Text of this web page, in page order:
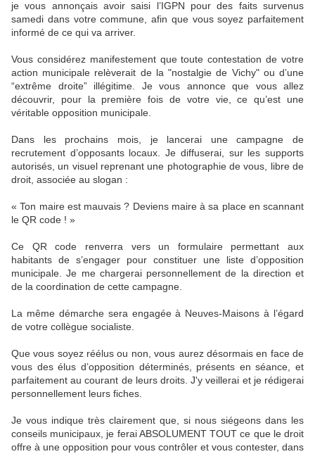
je vous annonçais avoir saisi l’IGPN pour des faits survenus
samedi dans votre commune, afin que vous soyez parfaitement
informé de ce qui va arriver.
Vous considérez manifestement que toute contestation de votre
action municipale relèverait de la "nostalgie de Vichy" ou d’une
“extrême droite” illégitime. Je vous annonce que vous allez
découvrir, pour la première fois de votre vie, ce qu’est une
véritable opposition municipale.
Dans les prochains mois, je lancerai une campagne de
recrutement d’opposants locaux. Je diffuserai, sur les supports
autorisés, un visuel reprenant une photographie de vous, libre de
droit, associée au slogan :
« Ton maire est mauvais ? Deviens maire à sa place en scannant
le QR code ! »
Ce QR code renverra vers un formulaire permettant aux
habitants de s’engager pour constituer une liste d’opposition
municipale. Je me chargerai personnellement de la direction et
de la coordination de cette campagne.
La même démarche sera engagée à Neuves-Maisons à l’égard
de votre collègue socialiste.
Que vous soyez réélus ou non, vous aurez désormais en face de
vous des élus d’opposition déterminés, présents en séance, et
parfaitement au courant de leurs droits. J'y veillerai et je rédigerai
personnellement leurs fiches.
Je vous indique très clairement que, si nous siégeons dans les
conseils municipaux, je ferai ABSOLUMENT TOUT ce que le droit
offre à une opposition pour vous contrôler et vous contester, dans